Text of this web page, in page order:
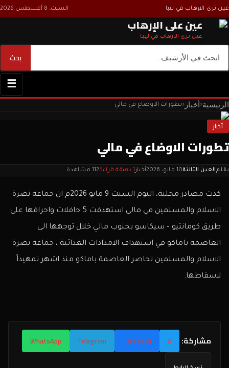
عين ترى الارهاب في ليبا السبت، 8 أغسطس 2026
عين على الإرهاب
عين ترى الارهاب في ليبا
بحث
☰
الرئيسية‹أخبار ‹تطورات الاوضاع في مالي
أخبار
تطورات الاوضاع في مالي
بقلمالعين الثالثة10 مايو، 2026 أخبار 1 دقيقة قراءة 112 مشاهدة
كدت مصادر محلية، اليوم السبت 9 مايو 2026م ان جماعة نصرة
الاسلام والمسلمين في مالي استهدفت 5 حافلات واحراقها على
طريق كومانتيو – سيكاسو بجنوب مالي خلال توجهها الى
العاصمة باماكو في استهداف الامدادات الغذائية ، جماعة نصرة
الاسلام والمسلمين تحاصر العاصمة باماكو منذ اشهر تمهيداً
لاسقاطها.
مشاركة: X
Facebook
Telegram
WhatsApp